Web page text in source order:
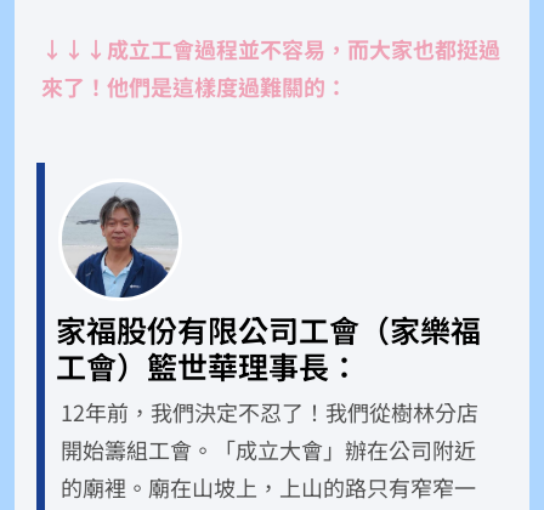
↓↓↓ 成立工會過程並不容易，而大家也都挺過
來了！他們是這樣度過難關的：
家福股份有限公司工會（家樂福
工會）籃世華理事長：
12年前，我們決定不忍了！我們從樹林分店
開始籌組工會。「成立大會」辦在公司附近
的廟裡。廟在山坡上，上山的路只有窄窄一